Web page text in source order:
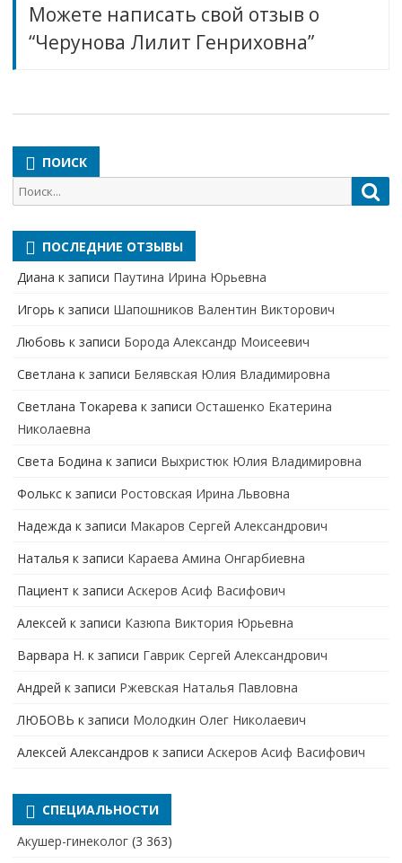
Можете написать свой отзыв о
“Черунова Лилит Генриховна”
ПОИСК
Поиск
для:
ПОСЛЕДНИЕ ОТЗЫВЫ
Диана к записи Паутина Ирина Юрьевна
Игорь к записи Шапошников Валентин Викторович
Любовь к записи Борода Александр Моисеевич
Светлана к записи Белявская Юлия Владимировна
Cветлана Токарева к записи Осташенко Екатерина
Николаевна
Света Бодина к записи Выхристюк Юлия Владимировна
Фолькс к записи Ростовская Ирина Львовна
Надежда к записи Макаров Сергей Александрович
Наталья к записи Караева Амина Онгарбиевна
Пациент к записи Аскеров Асиф Васифович
Алексей к записи Казюпа Виктория Юрьевна
Варвара Н. к записи Гаврик Сергей Александрович
Андрей к записи Ржевская Наталья Павловна
ЛЮБОВЬ к записи Молодкин Олег Николаевич
Алексей Александров к записи Аскеров Асиф Васифович
СПЕЦИАЛЬНОСТИ
Акушер-гинеколог (3 363)